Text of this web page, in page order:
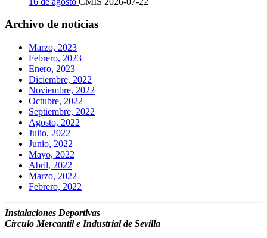
Archivo de noticias
Marzo, 2023
Febrero, 2023
Enero, 2023
Diciembre, 2022
Noviembre, 2022
Octubre, 2022
Septiembre, 2022
Agosto, 2022
Julio, 2022
Junio, 2022
Mayo, 2022
Abril, 2022
Marzo, 2022
Febrero, 2022
Instalaciones Deportivas
Círculo Mercantil e Industrial de Sevilla